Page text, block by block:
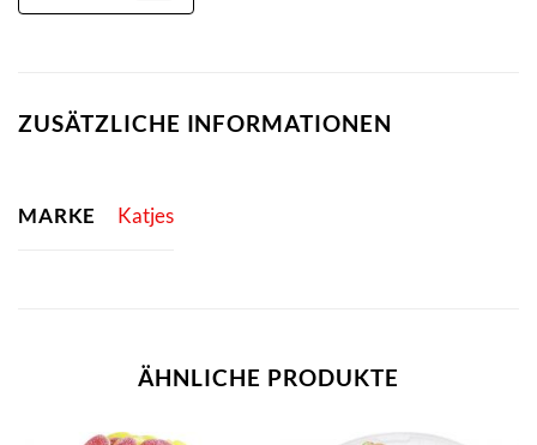
ZUSÄTZLICHE INFORMATIONEN
MARKE Katjes
ÄHNLICHE PRODUKTE